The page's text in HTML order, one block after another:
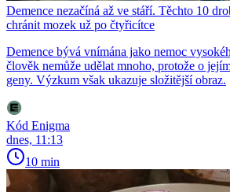
Demence nezačíná až ve stáří. Těchto 10
chránit mozek už po čtyřicítce
Demence bývá vnímána jako nemoc
člověk nemůže udělat mnoho, protože o
geny. Výzkum však ukazuje složitější obraz.
Kód Enigma
dnes, 11:13
10 min